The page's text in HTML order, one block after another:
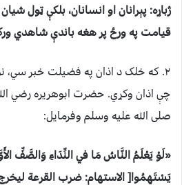
ژباړه: پېرانان او انسانان، بلکې ټول
قيامت په ورځ پر هغه باندې شاهدي
۲. که خلک د اذان په فضيلت خبر
چې اذان وکړي. حضرت ابوهريره رضي
صلی الله علیه وسلم وفرمايل:
«لَوْ يَعْلَمُ النَّاسُ مَا في النِّدَاءِ وَالصَّفِّ
يَسْتَهِمُوا[ الاستهام: ضرب القرعة